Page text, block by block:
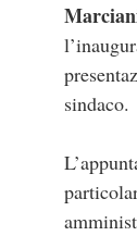
sindaco.